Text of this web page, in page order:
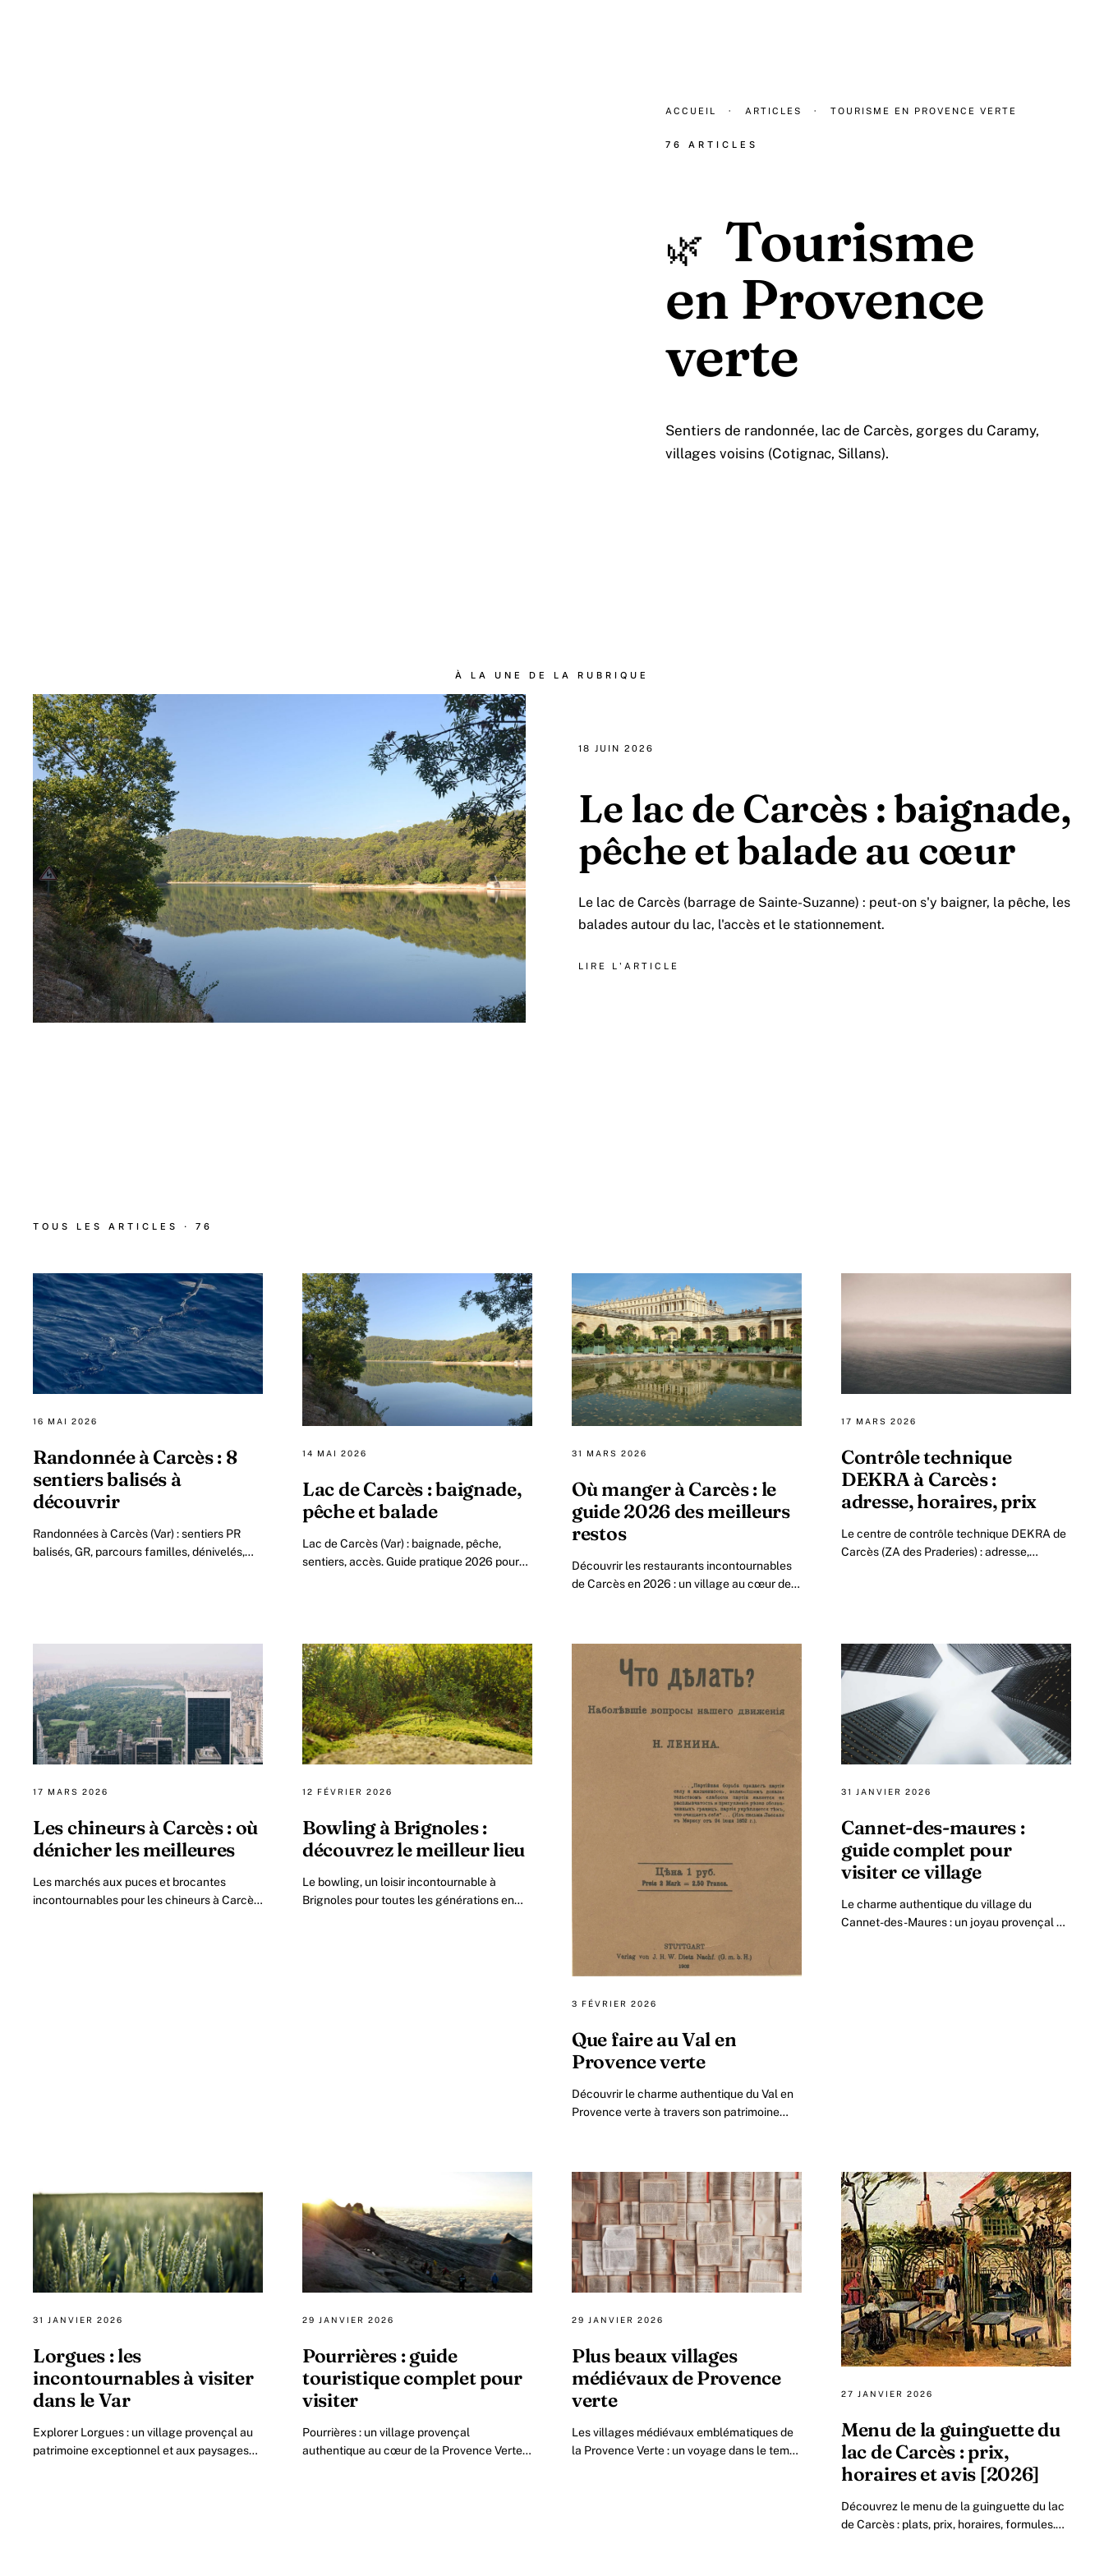
ACCUEIL · ARTICLES · TOURISME EN PROVENCE VERTE
76 ARTICLES
🌿 Tourisme
en Provence
verte
Sentiers de randonnée, lac de Carcès, gorges du Caramy,
villages voisins (Cotignac, Sillans).
À LA UNE DE LA RUBRIQUE
18 JUIN 2026
Le lac de Carcès : baignade,
pêche et balade au cœur
Le lac de Carcès (barrage de Sainte-Suzanne) : peut-on s'y baigner, la pêche, les
balades autour du lac, l'accès et le stationnement.
LIRE L'ARTICLE
TOUS LES ARTICLES · 76
16 MAI 2026
Randonnée à Carcès : 8
sentiers balisés à
découvrir
Randonnées à Carcès (Var) : sentiers PR
balisés, GR, parcours familles, dénivelés,
14 MAI 2026
Lac de Carcès : baignade,
pêche et balade
Lac de Carcès (Var) : baignade, pêche,
sentiers, accès. Guide pratique 2026 pour
31 MARS 2026
Où manger à Carcès : le
guide 2026 des meilleurs
restos
Découvrir les restaurants incontournables
de Carcès en 2026 : un village au cœur de
17 MARS 2026
Contrôle technique
DEKRA à Carcès :
adresse, horaires, prix
Le centre de contrôle technique DEKRA de
Carcès (ZA des Praderies) : adresse,
17 MARS 2026
Les chineurs à Carcès : où
dénicher les meilleures
Les marchés aux puces et brocantes
incontournables pour les chineurs à Carcès
12 FÉVRIER 2026
Bowling à Brignoles :
découvrez le meilleur lieu
Le bowling, un loisir incontournable à
Brignoles pour toutes les générations en
3 FÉVRIER 2026
Que faire au Val en
Provence verte
Découvrir le charme authentique du Val en
Provence verte à travers son patrimoine
31 JANVIER 2026
Cannet-des-maures :
guide complet pour
visiter ce village
Le charme authentique du village du
Cannet-des-Maures : un joyau provençal à
31 JANVIER 2026
Lorgues : les
incontournables à visiter
dans le Var
Explorer Lorgues : un village provençal au
patrimoine exceptionnel et aux paysages
29 JANVIER 2026
Pourrières : guide
touristique complet pour
visiter
Pourrières : un village provençal
authentique au cœur de la Provence Verte
29 JANVIER 2026
Plus beaux villages
médiévaux de Provence
verte
Les villages médiévaux emblématiques de
la Provence Verte : un voyage dans le temps
27 JANVIER 2026
Menu de la guinguette du
lac de Carcès : prix,
horaires et avis [2026]
Découvrez le menu de la guinguette du lac
de Carcès : plats, prix, horaires, formules.